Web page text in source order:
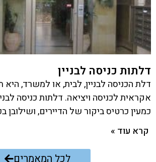
דלתות כניסה לבניין
דלת הכניסה לבניין, לבית, או למשרד, היא
אקראית לכניסה ויציאה. דלתות כניסה
כמעין כרטיס ביקור של הדיירים, ושילובן
קרא עוד »
לכל המאמרים